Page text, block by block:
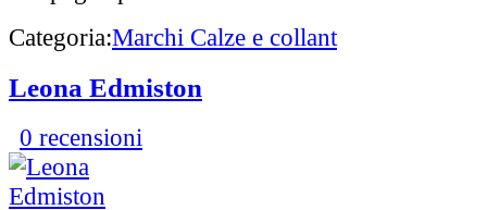
Categoria:Marchi Calze e collant
Leona Edmiston
0 recensioni